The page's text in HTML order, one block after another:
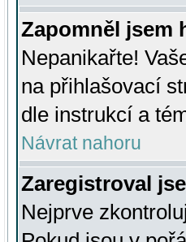
Zapomněl jsem
Nepanikařte!
na přihlašovací
dle instrukcí a
Návrat nahoru
Zaregistroval
Nejprve